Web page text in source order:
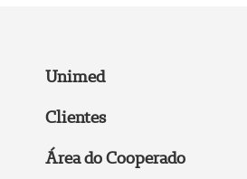
Unimed
Clientes
Área do Cooperado